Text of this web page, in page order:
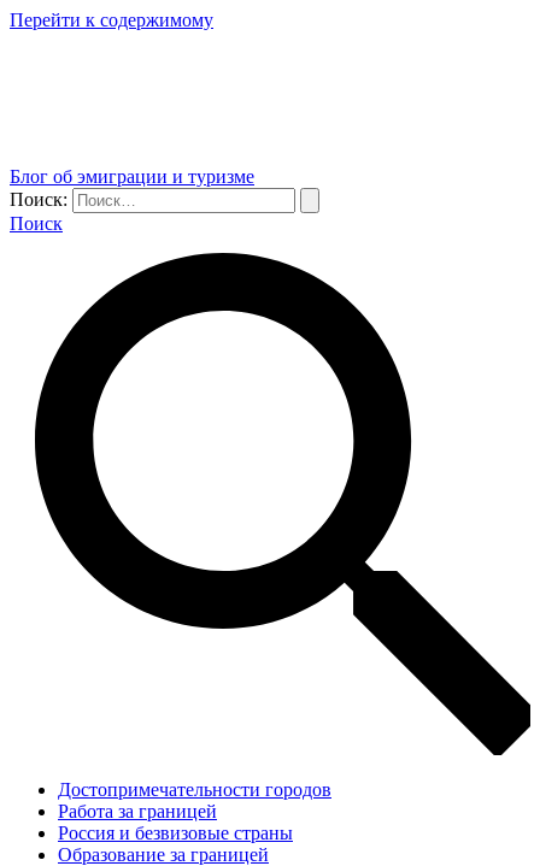
Перейти к содержимому
Блог об эмиграции и туризме
Поиск:
Поиск
Достопримечательности городов
Работа за границей
Россия и безвизовые страны
Образование за границей